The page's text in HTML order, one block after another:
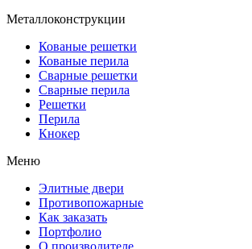
Металлоконструкции
Кованые решетки
Кованые перила
Сварные решетки
Сварные перила
Решетки
Перила
Кнокер
Меню
Элитные двери
Противопожарные
Как заказать
Портфолио